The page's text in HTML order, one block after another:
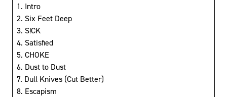
1. Intro
2. Six Feet Deep
3. S!CK
4. Satisfied
5. CHOKE
6. Dust to Dust
7. Dull Knives (Cut Better)
8. Escapism